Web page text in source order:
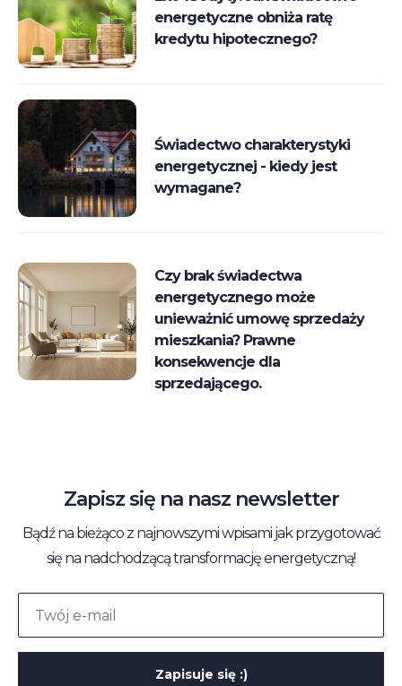
energetyczne obniża ratę
kredytu hipotecznego?
Świadectwo charakterystyki
energetycznej - kiedy jest
wymagane?
Czy brak świadectwa
energetycznego może
unieważnić umowę sprzedaży
mieszkania? Prawne
konsekwencje dla
sprzedającego.
Zapisz się na nasz newsletter
Bądź na bieżąco z najnowszymi wpisami jak przygotować
się na nadchodzącą transformację energetyczną!